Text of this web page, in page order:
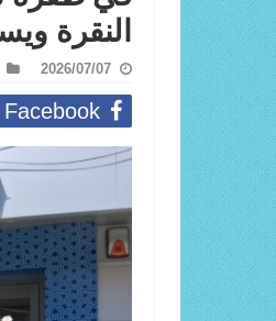
النقرة
2026/07/07
Facebook